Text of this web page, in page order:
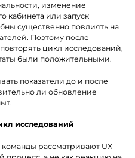
изменение
кабинета или запуск
существенно повлиять на
Поэтому после
цикл исследований,
были положительными.
показатели до и после
ли обновление
исследований
рассматривают UX-